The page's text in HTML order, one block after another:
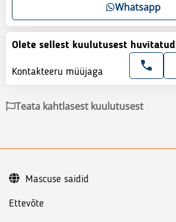
Whatsapp
Olete sellest kuulutusest
Kontakteeru müüjaga
Teata kahtlasest kuulutusest
Ettevõte
Mascuse saidid